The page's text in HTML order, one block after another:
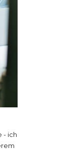
- ich